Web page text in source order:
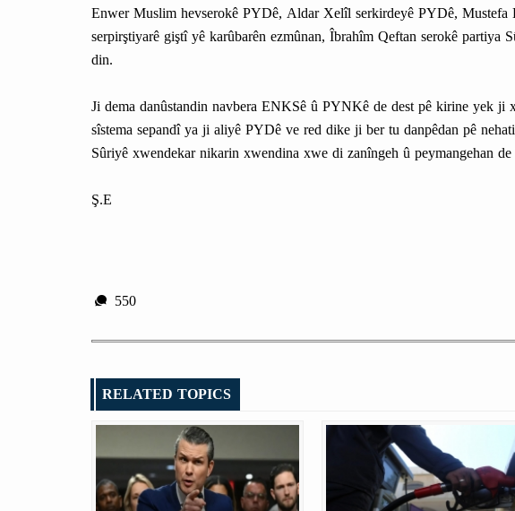
Enwer Muslim hevserokê PYDê, Aldar Xelîl serkirdeyê PYDê,
serpirştiyarê giştî yê karûbarên ezmûnan, Îbrahîm Qeftan serokê
din.
Ji dema danûstandin navbera ENKSê û PYNKê de dest pê kirine yek
sîstema sepandî ya ji aliyê PYDê ve red dike ji ber tu danpêdan pê
Sûriyê xwendekar nikarin xwendina xwe di zanîngeh û peymangehan
Ş.E
550
RELATED TOPICS